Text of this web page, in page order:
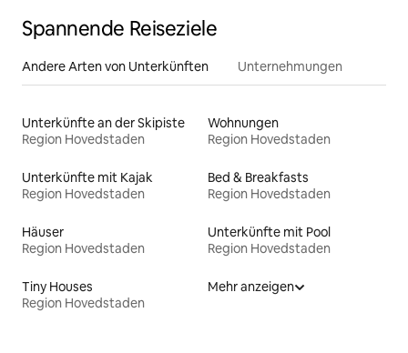
Spannende Reiseziele
Andere Arten von Unterkünften Unternehmungen
Unterkünfte an der Skipiste
Region Hovedstaden
Wohnungen
Region Hovedstaden
Unterkünfte mit Kajak
Region Hovedstaden
Bed & Breakfasts
Region Hovedstaden
Häuser
Region Hovedstaden
Unterkünfte mit Pool
Region Hovedstaden
Tiny Houses
Region Hovedstaden
Mehr anzeigen